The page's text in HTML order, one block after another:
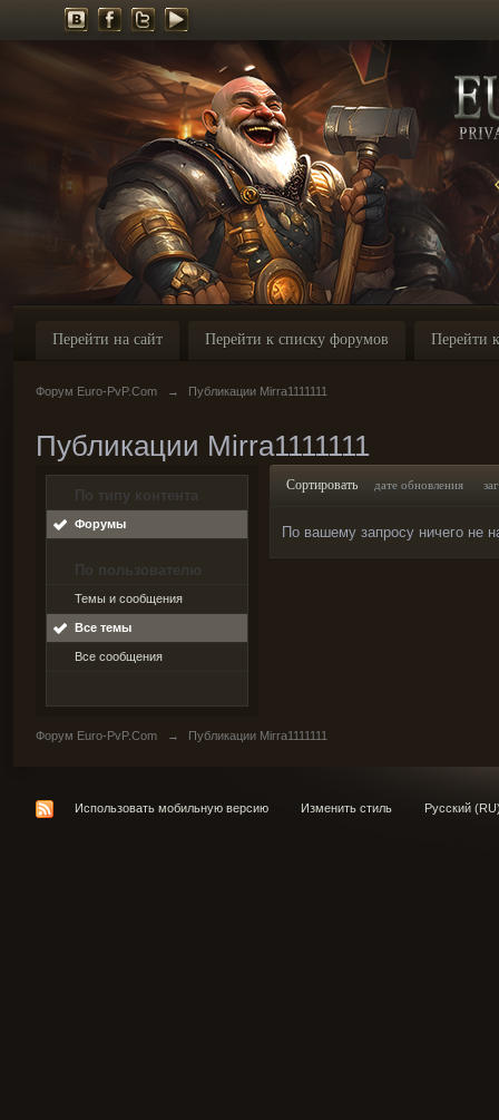
Перейти на сайт Перейти к списку форумов Перейти
Форум Euro-PvP.Com → Публикации Mirra1111111
Публикации Mirra1111111
По типу контента
Форумы
По пользователю
Темы и сообщения
Все темы
Все сообщения
Сортировать дате обновления
По вашему запросу ничего не
Форум Euro-PvP.Com → Публикации Mirra1111111
Использовать мобильную версию Изменить стиль Русский